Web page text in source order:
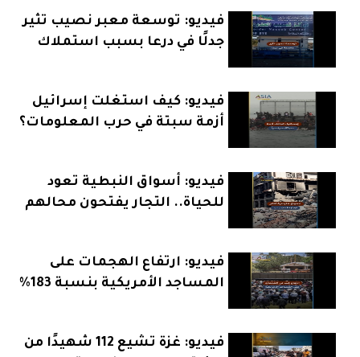
فيديو: توسعة معبر نصيب تثير
جدلًا في درعا بسبب استملاك
فيديو: كيف استغلت إسرائيل
أزمة سبتة في حرب المعلومات؟
فيديو: أسواق النبطية تعود
للحياة.. التجار يفتحون محالهم
فيديو: ارتفاع الهجمات على
المساجد الأمريكية بنسبة 183%
فيديو: غزة تشيع 112 شهيدًا من